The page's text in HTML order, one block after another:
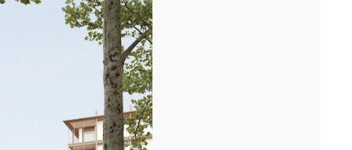
FIN DE GROS ŒUVRE PORTE DE SAINT-OUEN
Après la livraison de l'immeuble totem en proue sur le
périphérique, nous avons fêté avec les équipes...[...]